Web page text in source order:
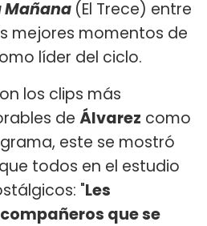
Mañana (El Trece) entre
mejores momentos de
líder del ciclo.
los clips más
de Álvarez como
este se mostró
todos en el estudio
"Les
que se